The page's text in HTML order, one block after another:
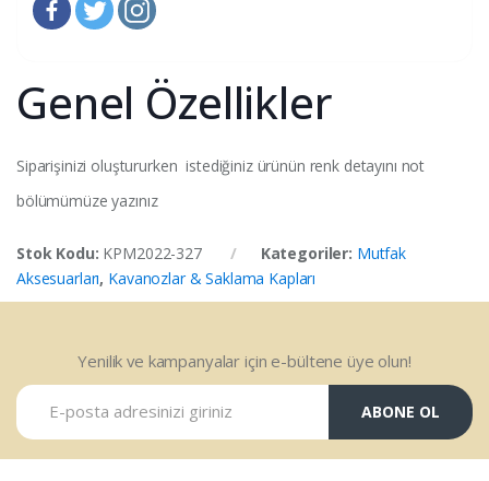
Genel Özellikler
Siparişinizi oluştururken istediğiniz ürünün renk detayını not
bölümümüze yazınız
Stok Kodu: KPM2022-327 Kategoriler: Mutfak
Aksesuarları, Kavanozlar & Saklama Kapları
Yenilik ve kampanyalar için e-bültene üye olun!
ABONE OL